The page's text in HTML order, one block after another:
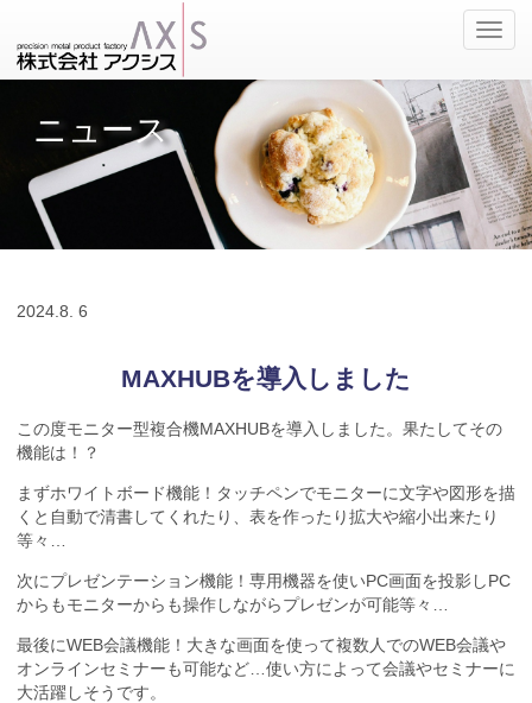
ナ
ビ
ゲ
ー
シ
ョ
ン
の
切
替
ニュース
2024. 8. 6
MAXHUBを導入しました
この度モニター型複合機MAXHUBを導入しました。果たしてその
機能は！？
まずホワイトボード機能！タッチペンでモニターに文字や図形を描
くと自動で清書してくれたり、表を作ったり拡大や縮小出来たり
等々…
次にプレゼンテーション機能！専用機器を使いPC画面を投影しPC
からもモニターからも操作しながらプレゼンが可能等々…
最後にWEB会議機能！大きな画面を使って複数人でのWEB会議や
オンラインセミナーも可能など…使い方によって会議やセミナーに
大活躍しそうです。